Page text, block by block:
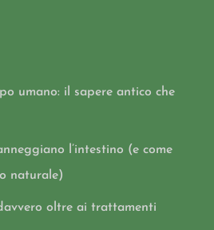
umano: il sapere antico che
l’intestino (e come
naturale)
oltre ai trattamenti